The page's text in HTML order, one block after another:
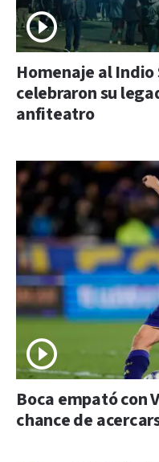
Homenaje al
celebraron su
anfiteatro
Boca empató con
chance de